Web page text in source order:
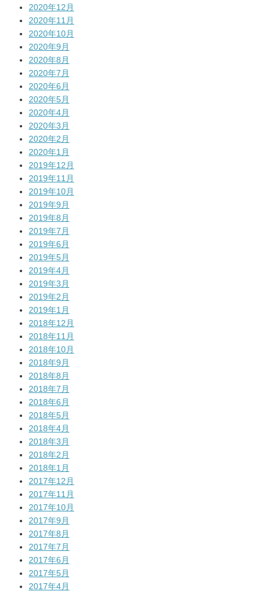
2020年12月
2020年11月
2020年10月
2020年9月
2020年8月
2020年7月
2020年6月
2020年5月
2020年4月
2020年3月
2020年2月
2020年1月
2019年12月
2019年11月
2019年10月
2019年9月
2019年8月
2019年7月
2019年6月
2019年5月
2019年4月
2019年3月
2019年2月
2019年1月
2018年12月
2018年11月
2018年10月
2018年9月
2018年8月
2018年7月
2018年6月
2018年5月
2018年4月
2018年3月
2018年2月
2018年1月
2017年12月
2017年11月
2017年10月
2017年9月
2017年8月
2017年7月
2017年6月
2017年5月
2017年4月